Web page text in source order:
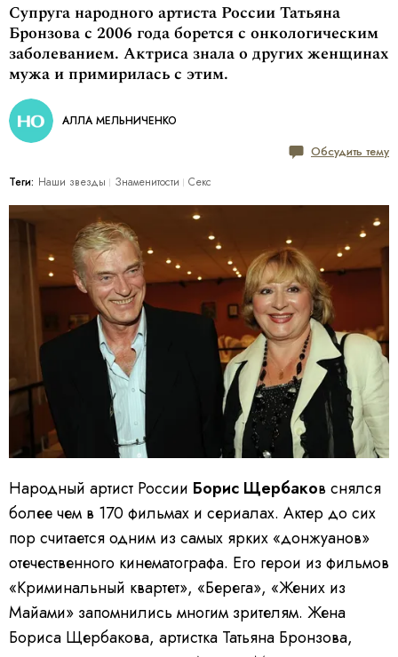
Супруга народного артиста России Татьяна
Бронзова с 2006 года борется с онкологическим
заболеванием. Актриса знала о других женщинах
мужа и примирилась с этим.
АЛЛА МЕЛЬНИЧЕНКО
Обсудить тему
Теги: Наши звезды Знаменитости Секс
Народный артист России Борис Щербаков снялся
более чем в 170 фильмах и сериалах. Актер до сих
пор считается одним из самых ярких «донжуанов»
отечественного кинематографа. Его герои из фильмов
«Криминальный квартет», «Берега», «Жених из
Майами» запомнились многим зрителям. Жена
Бориса Щербакова, артистка Татьяна Бронзова,